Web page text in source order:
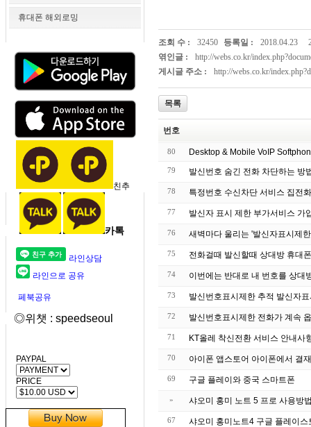
휴대폰 해외로밍
친추
카톡
라인상담
라인으로 공유
페북공유
◎위챗 : speedseoul
PAYPAL
PRICE
조회 수 : 32450 등록일 : 2018.04.23
엮인글 :
http://webs.co.kr/
게시글 주소 :
http://webs.co.kr/
목록
번호
80 Desktop & Mobile VoIP
79 발신번호 숨긴 전화 차단하는 방
78 특정번호 수신
77 발신자 표시 제한 부가서비스 가
76 새벽마다 울리는 '발신자표시제
75 전화걸때 발신할때 상대방 휴대
74 이번에는 반대로 내 번호를 상대
73 발신번호표시제한 추적 발신자
72 발신번호표시제한 전화가 계속
71
70 아이폰 앱스토어 아이폰에서 결
69 구글 플레이와 중국 스마트폰
» 샤오미 홍미 노트 5 프로 사용방
67 샤오미 홍미노트4 구글 플레이